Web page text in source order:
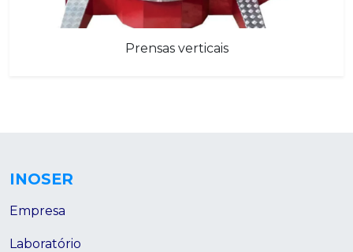
Prensas verticais
INOSER
Empresa
Laboratório